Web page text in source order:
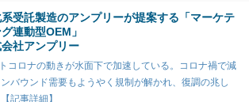
受託製造のアンプリーが提案する「マーケテ
連動型OEM」
社アンプリー
コロナの動きが水面下で加速している。コロナ禍で減
バウンド需要もようやく規制が解かれ、復調の兆し
記事詳細】